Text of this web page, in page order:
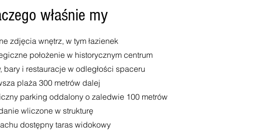
właśnie my
zdjęcia wnętrz, w tym łazienek
położenie w historycznym centrum
bary i restauracje w odległości spaceru
plaża 300 metrów dalej
parking oddalony o zaledwie 100 metrów
wliczone w strukturę
dostępny taras widokowy